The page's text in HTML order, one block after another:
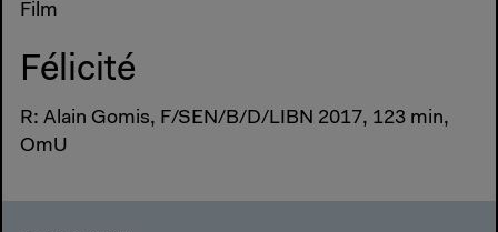
Film
Félicité
R: Alain Gomis, F/SEN/B/D/LIBN 2017, 123 min,
OmU